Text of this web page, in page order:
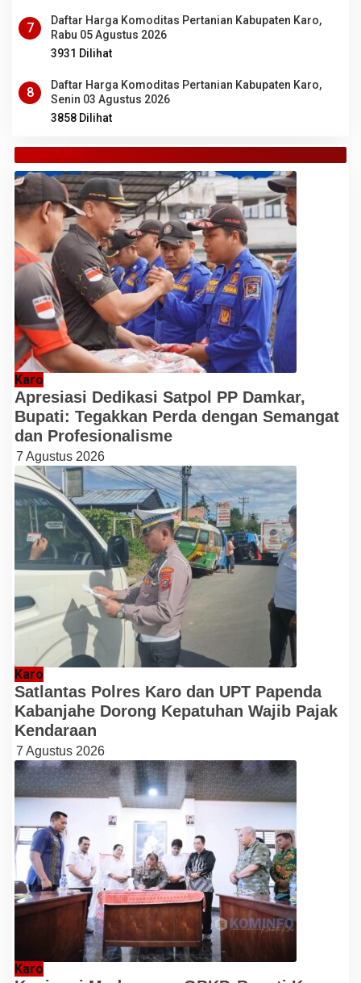
7
Daftar Harga Komoditas Pertanian Kabupaten Karo,
Rabu 05 Agustus 2026
3931 Dilihat
8
Daftar Harga Komoditas Pertanian Kabupaten Karo,
Senin 03 Agustus 2026
3858 Dilihat
TANAH KARO
Karo
Apresiasi Dedikasi Satpol PP Damkar,
Bupati: Tegakkan Perda dengan Semangat
dan Profesionalisme
7 Agustus 2026
Karo
Satlantas Polres Karo dan UPT Papenda
Kabanjahe Dorong Kepatuhan Wajib Pajak
Kendaraan
7 Agustus 2026
Karo